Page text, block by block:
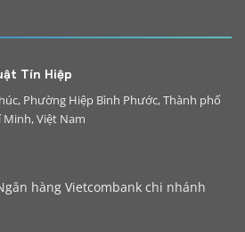
Tín Hiệp
Phường Hiệp Bình Phước, Thành phố
Việt Nam
hàng Vietcombank chi nhánh